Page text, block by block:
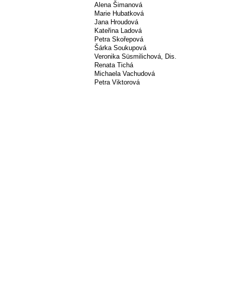
Alena Šimanová
Marie Hubatková
Jana Hroudová
Kateřina Ladová
Petra Skořepová
Šárka Soukupová
Veronika Süsmilichová, Dis.
Renata Tichá
Michaela Vachudová
Petra Viktorová